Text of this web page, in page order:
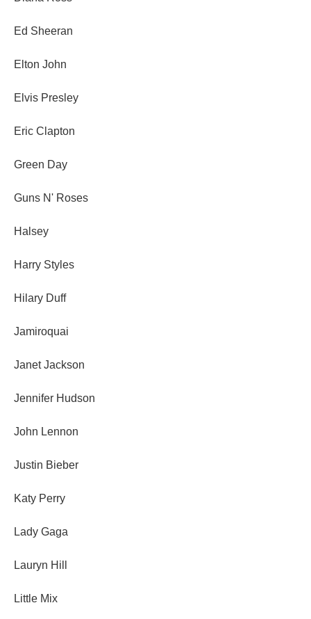
Ed Sheeran
Elton John
Elvis Presley
Eric Clapton
Green Day
Guns N' Roses
Halsey
Harry Styles
Hilary Duff
Jamiroquai
Janet Jackson
Jennifer Hudson
John Lennon
Justin Bieber
Katy Perry
Lady Gaga
Lauryn Hill
Little Mix